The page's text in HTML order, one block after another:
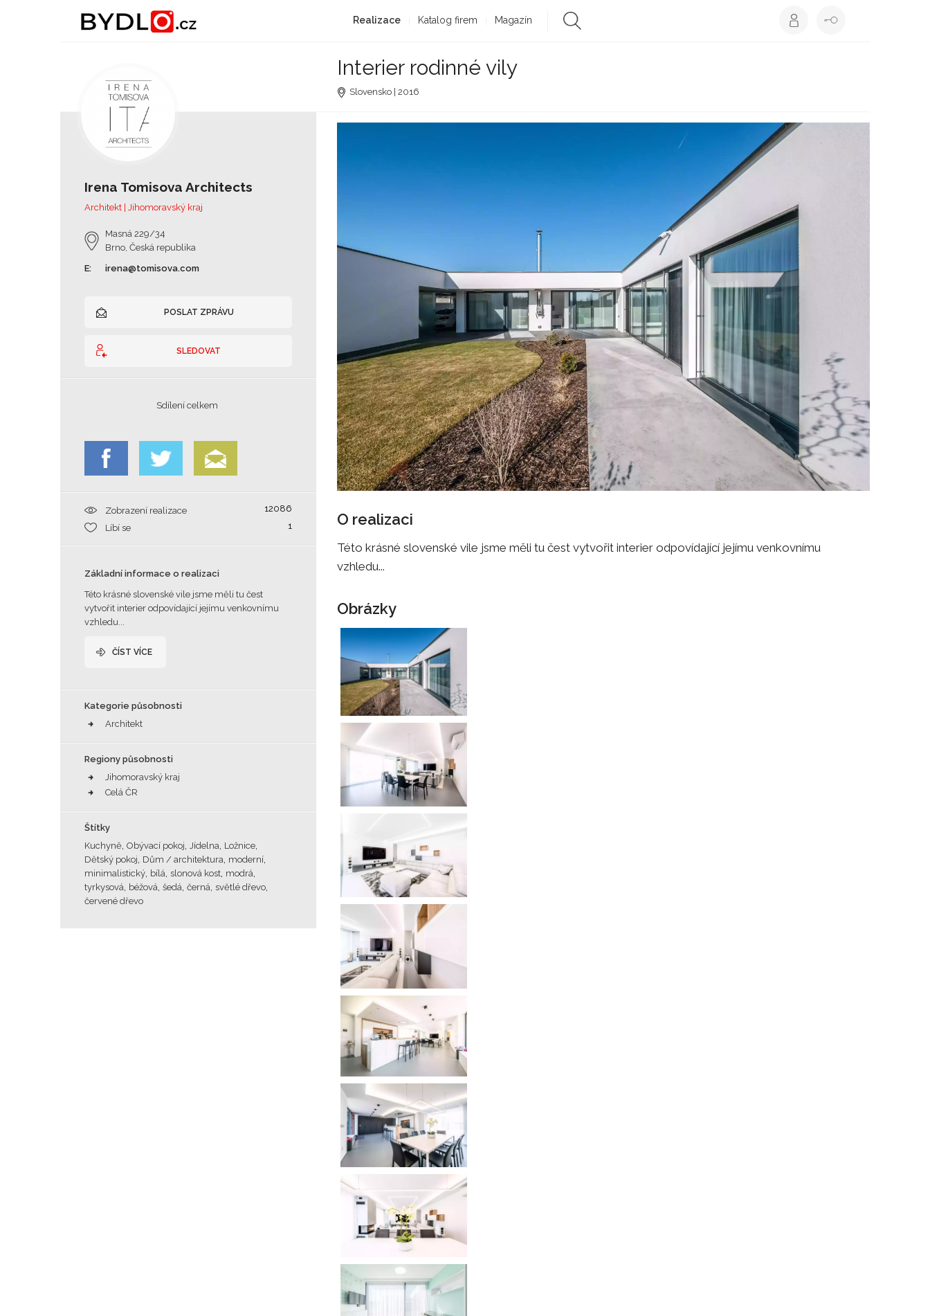
Realizace Katalog firem Magazín
Interier rodinné vily
Slovensko | 2016
Irena Tomisova Architects
Architekt | Jihomoravský kraj
Masná 229/34
Brno, Česká republika
E:
irena@tomisova.com
POSLAT ZPRÁVU
SLEDOVAT
Sdílení celkem
Zobrazení realizace
12086
Líbí se
1
Základní informace o realizaci
Této krásné slovenské vile jsme měli tu čest
vytvořit interier odpovídající jejímu venkovnímu
vzhledu...
ČÍST VÍCE
Kategorie působnosti
Architekt
Regiony působnosti
Jihomoravský kraj
Celá ČR
Štítky
Kuchyně Obývací pokoj Jídelna Ložnice
Dětský pokoj Dům / architektura moderní
minimalistický bílá slonová kost modrá
tyrkysová béžová šedá černá světlé dřevo
červené dřevo
O realizaci
Této krásné slovenské vile jsme měli tu čest vytvořit interier odpovídající jejímu venkovnímu
vzhledu...
Obrázky